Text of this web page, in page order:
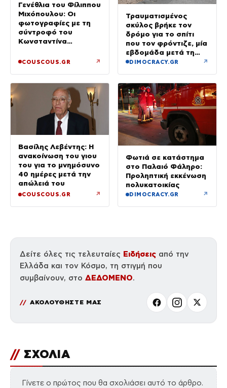
Γενέθλια του Φίλιππου
Μιχόπουλου: Οι
φωτογραφίες με τη
σύντροφό του
Κωνσταντίνα
δημόσιο «Σ’ αγαπώ»
COUSCOUS.GR ↗
Τραυματισμένος
σκύλος βρήκε τον
δρόμο για το σπίτι
που τον φρόντιζε, μία
εβδομάδα μετά τη
φωτιά στο Πόρτο
DIMOCRACY.GR ↗
Βασίλης Λεβέντης: Η
ανακοίνωση του γιου
του για το μνημόσυνο
40 ημέρες μετά την
απώλειά του
COUSCOUS.GR ↗
Φωτιά σε κατάστημα
στο Παλαιό Φάληρο:
Προληπτική εκκένωση
πολυκατοικίας
DIMOCRACY.GR ↗
Δείτε όλες τις τελευταίες Ειδήσεις από την
Ελλάδα και τον Κόσμο, τη στιγμή που
συμβαίνουν, στο ΔΕΔΟΜΕΝΟ.
ΑΚΟΛΟΥΘΗΣΤΕ ΜΑΣ
// ΣΧΟΛΙΑ
Γίνετε ο πρώτος που θα σχολιάσει αυτό το άρθρο.